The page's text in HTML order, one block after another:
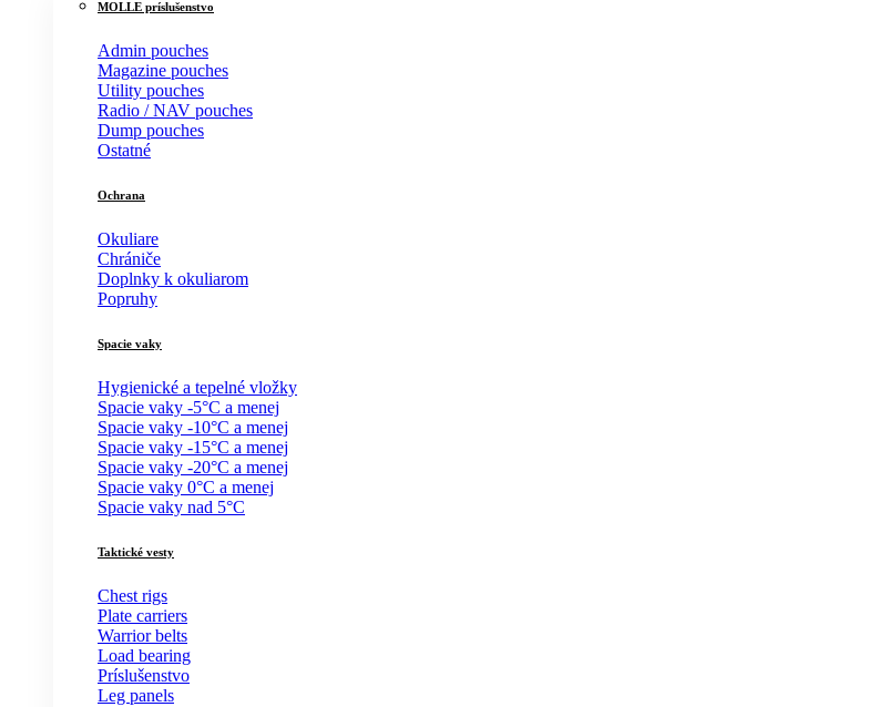
MOLLE príslušenstvo
Admin pouches
Magazine pouches
Utility pouches
Radio / NAV pouches
Dump pouches
Ostatné
Ochrana
Okuliare
Chrániče
Doplnky k okuliarom
Popruhy
Spacie vaky
Hygienické a tepelné vložky
Spacie vaky -5°C a menej
Spacie vaky -10°C a menej
Spacie vaky -15°C a menej
Spacie vaky -20°C a menej
Spacie vaky 0°C a menej
Spacie vaky nad 5°C
Taktické vesty
Chest rigs
Plate carriers
Warrior belts
Load bearing
Príslušenstvo
Leg panels